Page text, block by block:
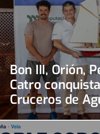
Bon III, Orión,
Catro
Cruceros de